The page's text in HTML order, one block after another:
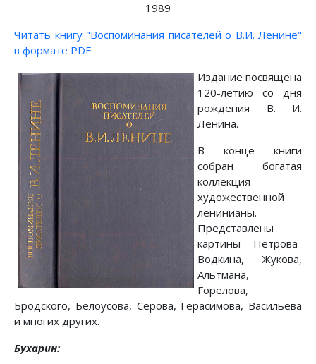
1989
Читать книгу "Воспоминания писателей о В.И. Ленине"
в формате PDF
Издание посвящена
120-летию со дня
рождения В. И.
Ленина.
В конце книги
собран богатая
коллекция
художественной
ленинианы.
Представлены
картины Петрова-
Водкина, Жукова,
Альтмана,
Горелова,
Бродского, Белоусова, Серова, Герасимова, Васильева
и многих других.
Бухарин: